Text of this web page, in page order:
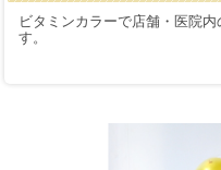
ビタミンカラーで店舗・医院
す。